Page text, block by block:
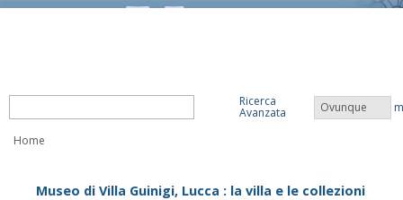
Ricerca
Avanzata Ovunque
Home
Museo di Villa Guinigi, Lucca : la villa e le collezioni